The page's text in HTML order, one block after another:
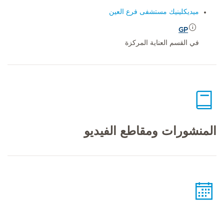
ميديكلينيك مستشفى فرع العين
GP
في القسم العناية المركزة
المنشورات ومقاطع الفيديو